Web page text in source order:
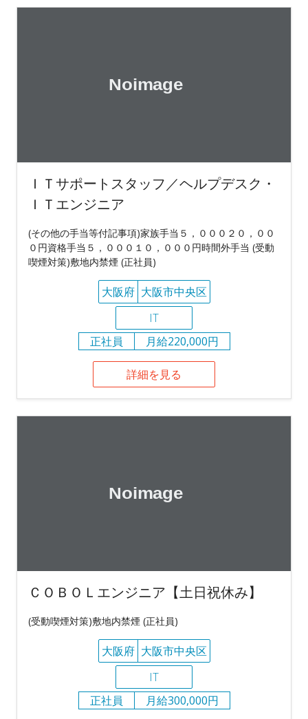
ＩＴサポートスタッフ／ヘルプデスク・
ＩＴエンジニア
(その他の手当等付記事項)家族手当５，０００２０，００
０円資格手当５，０００１０，０００円時間外手当 (受動
喫煙対策)敷地内禁煙 (正社員)
大阪府 大阪市中央区
IT
正社員
月給220,000円
詳細を見る
ＣＯＢＯＬエンジニア【土日祝休み】
(受動喫煙対策)敷地内禁煙 (正社員)
大阪府 大阪市中央区
IT
正社員
月給300,000円